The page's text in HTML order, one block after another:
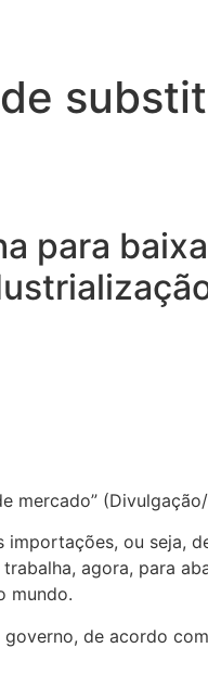
para
mercado”
ou seja,
agora, para
mundo.
de acordo